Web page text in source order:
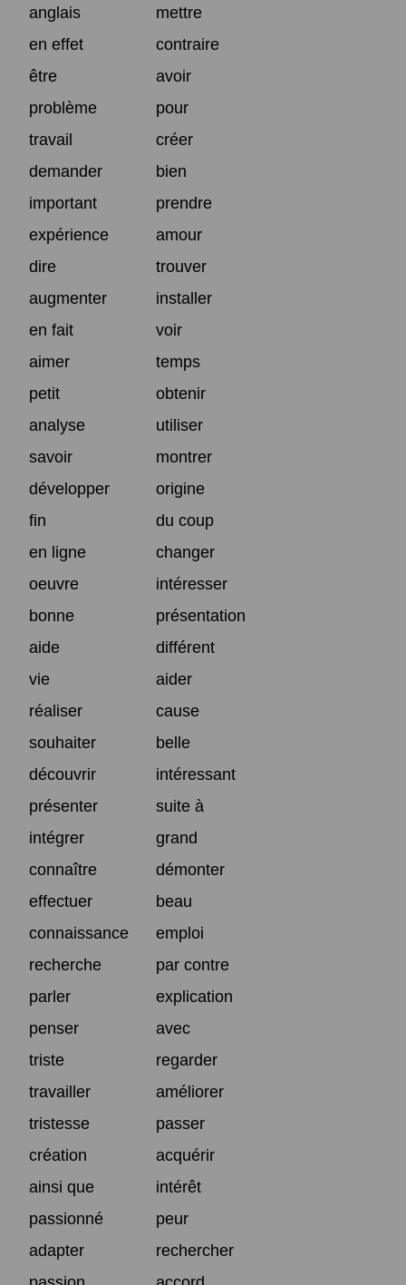
anglais
mettre
en effet
contraire
être
avoir
problème
pour
travail
créer
demander
bien
important
prendre
expérience
amour
dire
trouver
augmenter
installer
en fait
voir
aimer
temps
petit
obtenir
analyse
utiliser
savoir
montrer
développer
origine
fin
du coup
en ligne
changer
oeuvre
intéresser
bonne
présentation
aide
différent
vie
aider
réaliser
cause
souhaiter
belle
découvrir
intéressant
présenter
suite à
intégrer
grand
connaître
démonter
effectuer
beau
connaissance
emploi
recherche
par contre
parler
explication
penser
avec
triste
regarder
travailler
améliorer
tristesse
passer
création
acquérir
ainsi que
intérêt
passionné
peur
adapter
rechercher